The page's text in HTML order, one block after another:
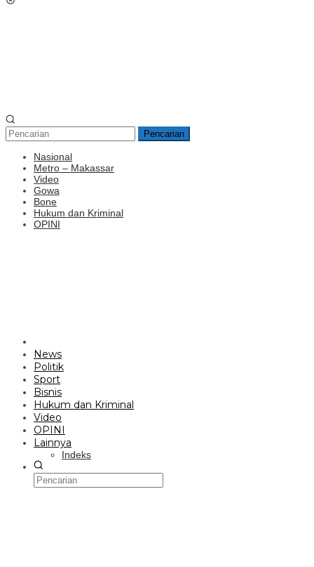
Pencarian
Nasional
Metro – Makassar
Video
Gowa
Bone
Hukum dan Kriminal
OPINI
News
Politik
Sport
Bisnis
Hukum dan Kriminal
Video
OPINI
Lainnya
Indeks